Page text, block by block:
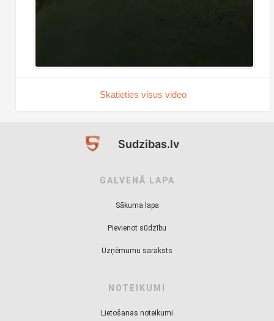
Skatieties visus video
Sudzibas.lv
GALVENĀ LAPA
Sākuma lapa
Pievienot sūdzību
Uzņēmumu saraksts
NOTEIKUMI
Lietošanas noteikumi